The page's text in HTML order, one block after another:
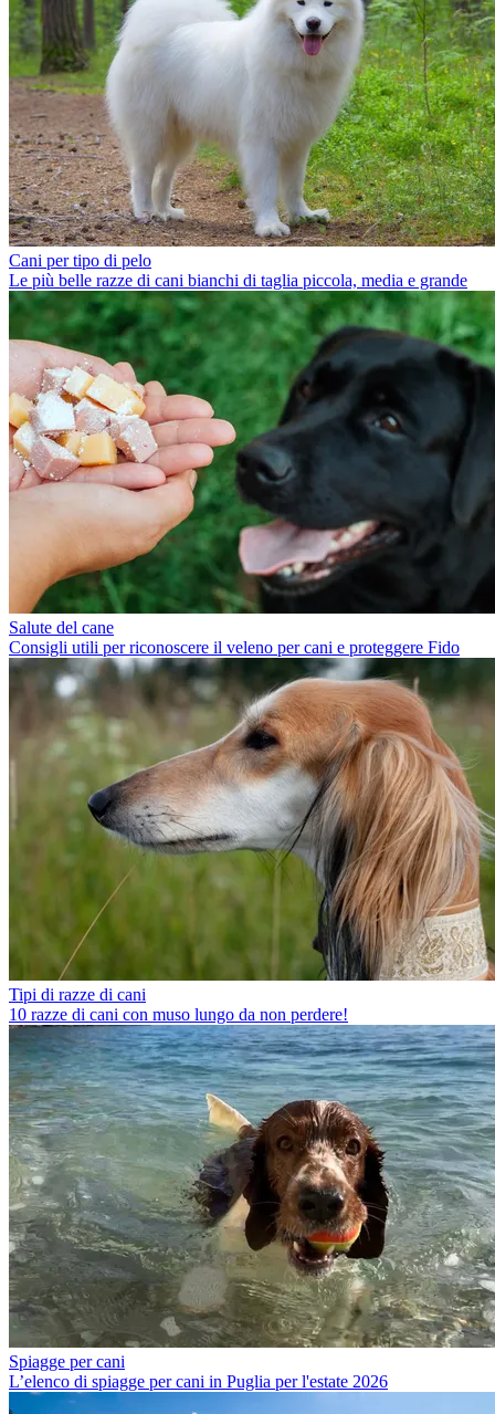
Cani per tipo di pelo
Le più belle razze di cani bianchi di taglia piccola, media e grande
Salute del cane
Consigli utili per riconoscere il veleno per cani e proteggere Fido
Tipi di razze di cani
10 razze di cani con muso lungo da non perdere!
Spiagge per cani
L’elenco di spiagge per cani in Puglia per l'estate 2026